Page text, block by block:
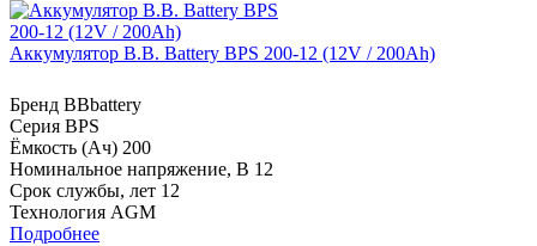
Аккумулятор B.B. Battery BPS 200-12 (12V / 200Ah)
Бренд BBbattery
Серия BPS
Ёмкость (Ач) 200
Номинальное напряжение, В 12
Срок службы, лет 12
Технология AGM
Подробнее